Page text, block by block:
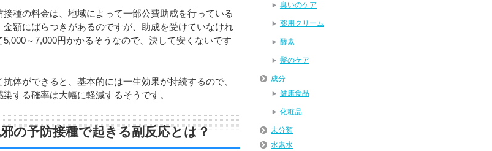
接種の料金は、地域によって一部公費助成を行っている
金額にばらつきがあるのですが、助成を受けていなけれ
～7,000円かかるそうなので、決して安くないです
体ができると、基本的には一生効果が持続するので、
する確率は大幅に軽減するそうです。
の予防接種で起きる副反応とは？
臭いのケア
薬用クリーム
酵素
髪のケア
成分
健康食品
化粧品
未分類
水素水